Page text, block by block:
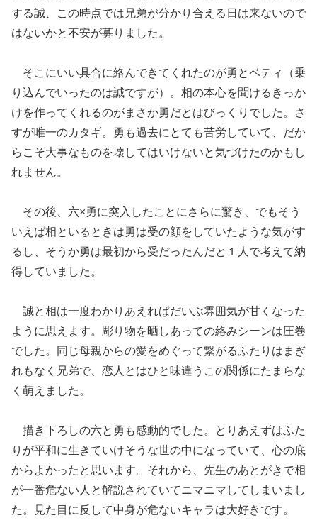
する誠、この時点では兄弟が分かり合える日は来ないので
はないかと不安が募りました。
そこにいい具合に絡んできてくれたのが勇とベティ（乗
り込んでいったのは誠ですが）。相の本心を聞けるきっか
けを作ってくれるのがまさか勇だとはびっくりでした。さ
すが唯一のカタギ。勇も過去にとても苦労していて、だか
らこそ大事なものを壊してはいけないと気づけたのかもし
れません。
その後、六×勇に突入したことにさらに驚き、でもそう
いえば相といるときは勇は受の顔をしていたような気がす
るし、そうか勇は最初から受だったんだと１人で考えて納
得していました。
誠と相は一度わかりあえればだいぶ雰囲気が甘くなった
ように思えます。彫り物を晒しあっての絡みシーンは圧巻
でした。同じ母親からの愛をめぐって繋がるふたりはまぎ
れもなく兄弟で、恋人とはひと味違うこの関係にたまらな
く萌えました。
描き下ろしの六と勇も感動的でした。とりあえずはふた
りが平和に生きていけそうな世の中になっていて、心の底
からよかったと思います。それから、先生のあとがきで相
が一番危ない人と解説されていてニマニマしてしまいまし
た。見た目に反して中身が危ないキャラは大好きです。